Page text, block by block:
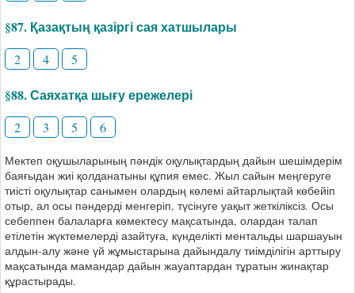
§87. Қазақтың қазіргі сая хатшылары
2 4 5
§88. Саяхатқа шығу ережелері
2 3 5 6
Мектеп оқушыларының пәндік оқулықтардың дайын шешімдерім
баяғыдан жиі қолданатыны құпия емес. Жыл сайын меңгеруге
тиісті оқулықтар санымен олардың көлемі айтарлықтай көбейіп
отыр, ал осы пәндерді менгеріп, түсінуге уақыт жеткіліксіз. Осы
себеппен балаларға көмектесу мақсатында, олардан талап
етілетін жүктемелерді азайтуға, күнделікті ментальды шаршауын
алдын-алу және үй жұмыстарына дайындалу тиімділігін арттыру
мақсатында мамандар дайын жауаптардан тұратын жинақтар
құрастырады.